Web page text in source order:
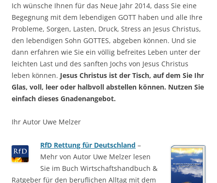
Ich wünsche Ihnen für das Neue Jahr 2014, dass Sie eine
Begegnung mit dem lebendigen GOTT haben und alle Ihre
Probleme, Sorgen, Lasten, Druck, Stress an Jesus Christus,
den lebendigen Sohn GOTTES, abgeben können. Und sie
dann erfahren wie Sie ein völlig befreites Leben unter der
leichten Last und des sanften Jochs von Jesus Christus
leben können. Jesus Christus ist der Tisch, auf dem Sie Ihr
Glas, voll, leer oder halbvoll abstellen können. Nutzen Sie
einfach dieses Gnadenangebot.
Ihr Autor Uwe Melzer
RfD Rettung für Deutschland –
Mehr von Autor Uwe Melzer lesen
Sie im Buch Wirtschaftshandbuch &
Ratgeber für den beruflichen Alltag mit dem